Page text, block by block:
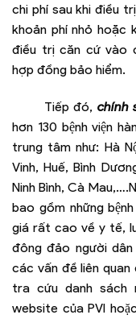
chi phí sau khi điều
khoản phí nhỏ
điều trị căn cứ vào
hợp đồng bảo hiểm.
Tiếp đó, chính
hơn 130 bệnh viện
trung tâm như: Hà
Vinh, Huế, Bình
Ninh Bình, Cà
bao gồm những
giá rất cao về y tế,
đông đảo người
các vấn đề liên quan
tra cứu danh sách
website của PVI